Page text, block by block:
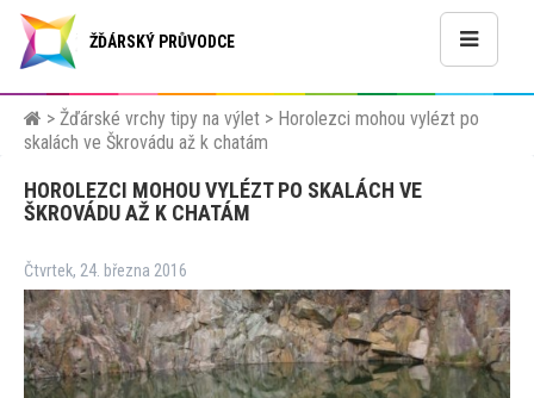
ŽĎÁRSKÝ PRŮVODCE
> Žďárské vrchy tipy na výlet > Horolezci mohou vylézt po
skalách ve Škrovádu až k chatám
HOROLEZCI MOHOU VYLÉZT PO SKALÁCH VE
ŠKROVÁDU AŽ K CHATÁM
Čtvrtek, 24. března 2016